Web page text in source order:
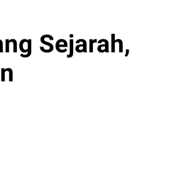
Sejarah,